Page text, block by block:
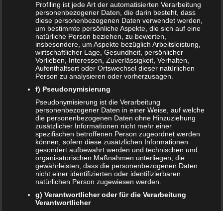
Datenschutzerklärung|Datenauszug |Datenschutzeinstellungen
Löschanfrage| Fotonachweise|Impressum
NEUE ARTIKEL
Das sind die vier Phasen der Eltern-Kind-Beziehung
Bildschirmzeit für Kinder: So viel ist wirklich genug!
Schwangerschaft – ein kurzer Überblick
Schwangerschaft: 1. Trimester
Profiling ist jede Art der automatisierten Verarbeitung
personenbezogener Daten, die darin besteht, dass
diese personenbezogenen Daten verwendet werden,
um bestimmte persönliche Aspekte, die sich auf eine
natürliche Person beziehen, zu bewerten,
insbesondere, um Aspekte bezüglich Arbeitsleistung,
wirtschaftlicher Lage, Gesundheit, persönlicher
Vorlieben, Interessen, Zuverlässigkeit, Verhalten,
Aufenthaltsort oder Ortswechsel dieser natürlichen
Person zu analysieren oder vorherzusagen.
f) Pseudonymisierung
Pseudonymisierung ist die Verarbeitung
personenbezogener Daten in einer Weise, auf welche
die personenbezogenen Daten ohne Hinzuziehung
zusätzlicher Informationen nicht mehr einer
spezifischen betroffenen Person zugeordnet werden
können, sofern diese zusätzlichen Informationen
gesondert aufbewahrt werden und technischen und
organisatorischen Maßnahmen unterliegen, die
gewährleisten, dass die personenbezogenen Daten
nicht einer identifizierten oder identifizierbaren
natürlichen Person zugewiesen werden.
g) Verantwortlicher oder für die Verarbeitung
Verantwortlicher